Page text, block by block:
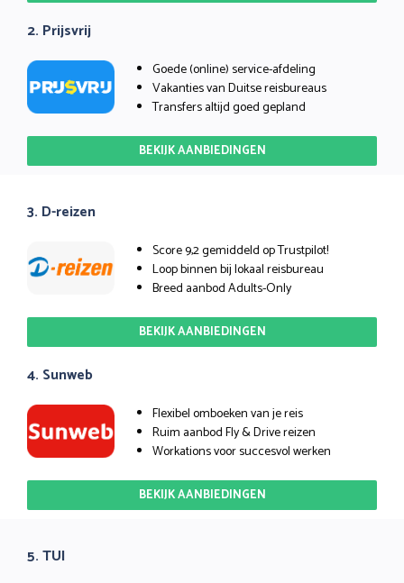
2. Prijsvrij
Goede (online) service-afdeling
Vakanties van Duitse reisbureaus
Transfers altijd goed gepland
BEKIJK AANBIEDINGEN
3. D-reizen
Score 9,2 gemiddeld op Trustpilot!
Loop binnen bij lokaal reisbureau
Breed aanbod Adults-Only
BEKIJK AANBIEDINGEN
4. Sunweb
Flexibel omboeken van je reis
Ruim aanbod Fly & Drive reizen
Workations voor succesvol werken
BEKIJK AANBIEDINGEN
5. TUI